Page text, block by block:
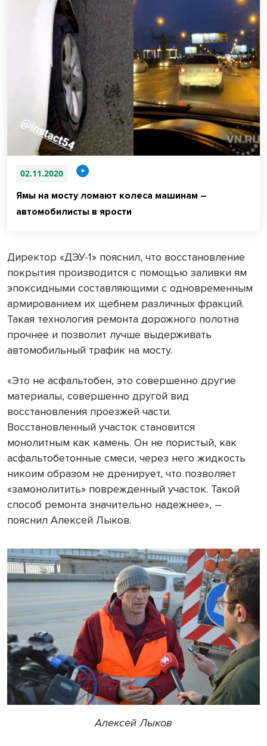
02.11.2020
Ямы на мосту ломают колеса машинам –
автомобилисты в ярости
Директор «ДЭУ-1» пояснил, что восстановление
покрытия производится с помощью заливки ям
эпоксидными составляющими с одновременным
армированием их щебнем различных фракций.
Такая технология ремонта дорожного полотна
прочнее и позволит лучше выдерживать
автомобильный трафик на мосту.
«Это не асфальтобен, это совершенно другие
материалы, совершенно другой вид
восстановления проезжей части.
Восстановленный участок становится
монолитным как камень. Он не пористый, как
асфальтобетонные смеси, через него жидкость
никоим образом не дренирует, что позволяет
«замонолитить» поврежденный участок. Такой
способ ремонта значительно надежнее», –
пояснил Алексей Лыков.
Алексей Лыков